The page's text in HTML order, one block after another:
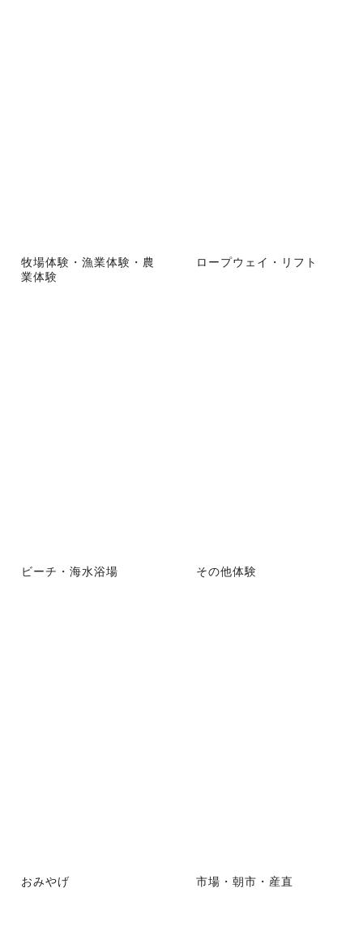
牧場体験・漁業体験・農
業体験
ロープウェイ・リフト
ビーチ・海水浴場 その他体験
おみやげ 市場・朝市・産直